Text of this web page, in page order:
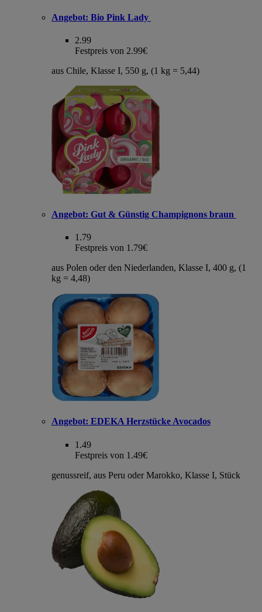
Angebot: Bio Pink Lady
2.99
Festpreis von 2.99€
aus Chile, Klasse I, 550 g, (1 kg = 5,44)
Angebot: Gut & Günstig Champignons braun
1.79
Festpreis von 1.79€
aus Polen oder den Niederlanden, Klasse I, 400 g, (1
kg = 4,48)
Angebot: EDEKA Herzstücke Avocados
1.49
Festpreis von 1.49€
genussreif, aus Peru oder Marokko, Klasse I, Stück